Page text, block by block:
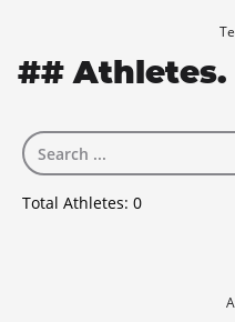
## Athletes.
Total Athletes: 0